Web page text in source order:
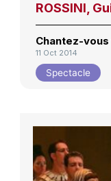
ROSSINI,
Chantez-
11 Oct 2014
Spectacle